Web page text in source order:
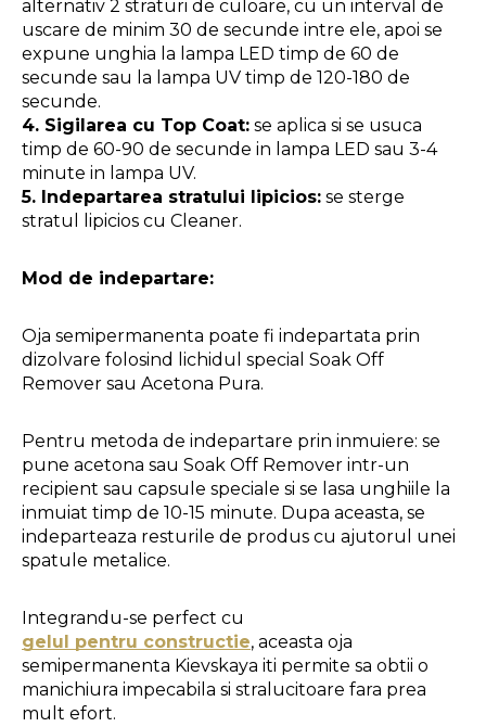
alternativ 2 straturi de culoare, cu un interval de
uscare de minim 30 de secunde intre ele, apoi se
expune unghia la lampa LED timp de 60 de
secunde sau la lampa UV timp de 120-180 de
secunde.
4. Sigilarea cu Top Coat: se aplica si se usuca
timp de 60-90 de secunde in lampa LED sau 3-4
minute in lampa UV.
5. Indepartarea stratului lipicios: se sterge
stratul lipicios cu Cleaner.
Mod de indepartare:
Oja semipermanenta poate fi indepartata prin
dizolvare folosind lichidul special Soak Off
Remover sau Acetona Pura.
Pentru metoda de indepartare prin inmuiere: se
pune acetona sau Soak Off Remover intr-un
recipient sau capsule speciale si se lasa unghiile la
inmuiat timp de 10-15 minute. Dupa aceasta, se
indeparteaza resturile de produs cu ajutorul unei
spatule metalice.
Integrandu-se perfect cu
gelul pentru constructie, aceasta oja
semipermanenta Kievskaya iti permite sa obtii o
manichiura impecabila si stralucitoare fara prea
mult efort.